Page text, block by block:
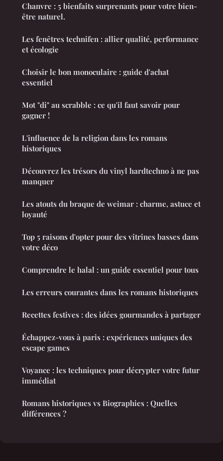
Chanvre : 5 bienfaits surprenants pour votre bien-
être naturel.
Les fenêtres technifen : allier qualité, performance
et écologie
Choisir le bon monoculaire : guide d'achat
essentiel
Mot "di" au scrabble : ce qu'il faut savoir pour
gagner !
L'influence de la religion dans les romans
historiques
Découvrez les trésors du vinyl hardtechno à ne pas
manquer
Les atouts du braque de weimar : charme, astuce et
loyauté
Top 5 raisons d'opter pour des vitrines basses dans
votre déco
Comprendre le halal : un guide essentiel pour tous
Les erreurs courantes dans les romans historiques
Recettes festives : des idées gourmandes à partager
Échappez-vous à paris : expériences uniques des
escape games
Voyance : les techniques pour décrypter votre futur
immédiat
Romans historiques vs Biographies : Quelles
différences ?